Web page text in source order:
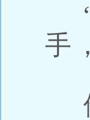
“
手